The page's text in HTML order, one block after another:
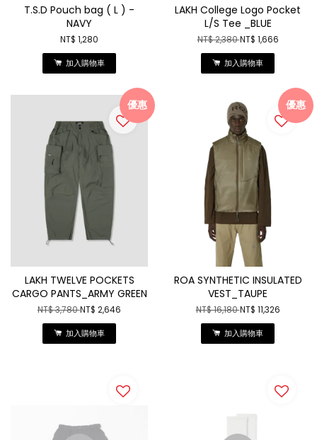
T.S.D Pouch bag ( L ) -
NAVY
NT$ 1,280
加入購物車
LAKH College Logo Pocket
L/S Tee _BLUE
NT$ 2,380NT$ 1,666
加入購物車
優惠
LAKH TWELVE POCKETS
CARGO PANTS_ARMY GREEN
NT$ 3,780NT$ 2,646
加入購物車
優惠
ROA SYNTHETIC INSULATED
VEST_TAUPE
NT$ 16,180NT$ 11,326
加入購物車